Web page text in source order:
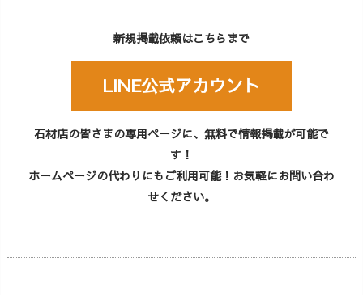
新規掲載依頼はこちらまで
LINE公式アカウント
石材店の皆さまの専用ページに、無料で情報掲載が可能で
す！
ホームページの代わりにもご利用可能！お気軽にお問い合わ
せください。